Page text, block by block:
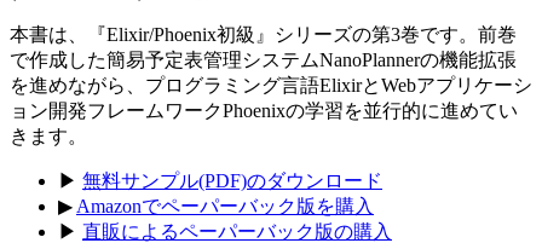
本書は、『Elixir/Phoenix初級』シリーズの第3巻です。前巻
で作成した簡易予定表管理システムNanoPlannerの機能拡張
を進めながら、プログラミング言語ElixirとWebアプリケーシ
ョン開発フレームワークPhoenixの学習を並行的に進めてい
きます。
▶ 無料サンプル(PDF)のダウンロード
▶ Amazonでペーパーバック版を購入
▶ 直販によるペーパーバック版の購入